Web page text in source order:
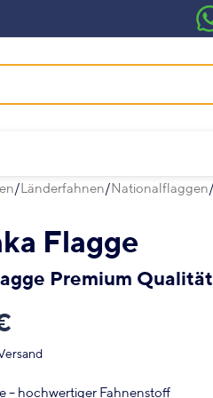
Länderfahnen Nationalflaggen
Flagge
Premium Qualität
– hochwertiger Fahnenstoff